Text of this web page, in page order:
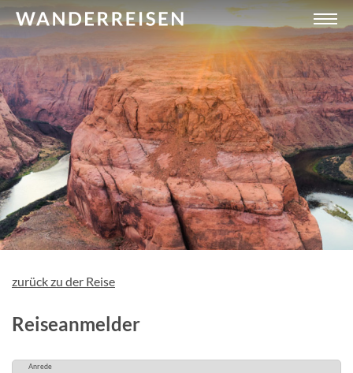
zurück zu der Reise
Reiseanmelder
Anrede